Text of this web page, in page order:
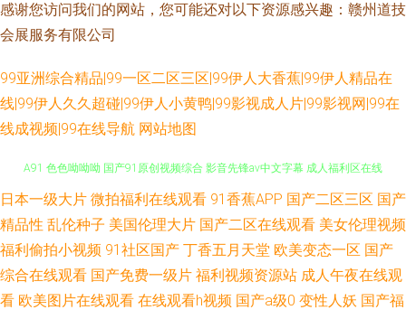
感谢您访问我们的网站，您可能还对以下资源感兴趣：赣州道技
会展服务有限公司
99亚洲综合精品|99一区二区三区|99伊人大香蕉|99伊人精品在
线|99伊人久久超碰|99伊人小黄鸭|99影视成人片|99影视网|99在
线成视频|99在线导航 网站地图
婷婷色情五月 国产日本精品久久 国产片1024 亚洲天堂精品视频 在线黄色
A91 色色呦呦呦 国产91原创视频综合 影音先锋av中文字幕 成人福利区在线
观看 91成人一级片 91香蕉在线 色色恋夜剧场 日韩成人五码 俺来也五月天伦
日本一级大片 微拍福利在线观看 91香蕉APP 国产二区三区 国产
精品性 乱伦种子 美国伦理大片 国产二区在线观看 美女伦理视频
福利偷拍小视频 91社区国产 丁香五月天堂 欧美变态一区 国产
综合在线观看 国产免费一级片 福利视频资源站 成人午夜在线观
看 欧美图片在线观看 在线观看h视频 国产a级0 变性人妖 国产福